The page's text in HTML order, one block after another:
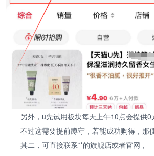
另外，u先试用板块每天上午10点会提供0
不过这需要提前蹲守，若能成功购得，那
其二，可直接联系**的旗舰店或者官网，